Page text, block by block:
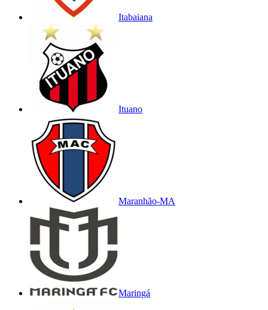
Itabaiana
Ituano
Maranhão-MA
Maringá